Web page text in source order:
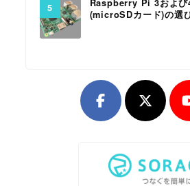
Raspberry Pi 3および
(microSDカード)の選